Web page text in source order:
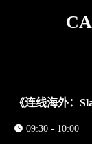
《连线海外：
09:30 - 10:00